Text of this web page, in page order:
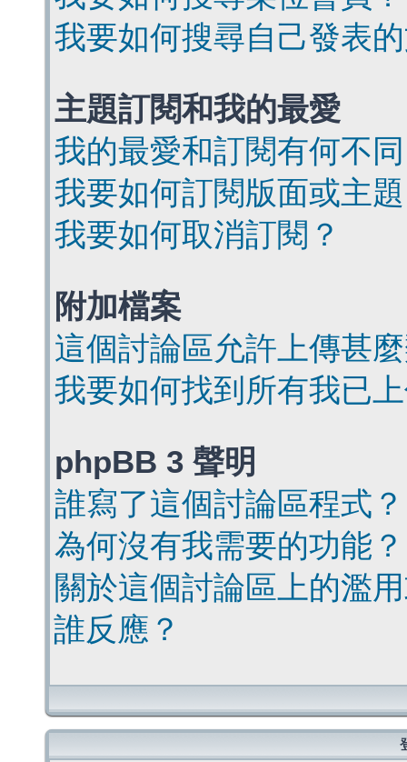
我要如何搜尋自己發表
主題訂閱和我的最愛
我的最愛和訂閱有何不
我要如何訂閱版面或主
我要如何取消訂閱？
附加檔案
這個討論區允許上傳甚
我要如何找到所有我已
phpBB 3 聲明
誰寫了這個討論區程式？
為何沒有我需要的功能？
關於這個討論區上的濫
誰反應？